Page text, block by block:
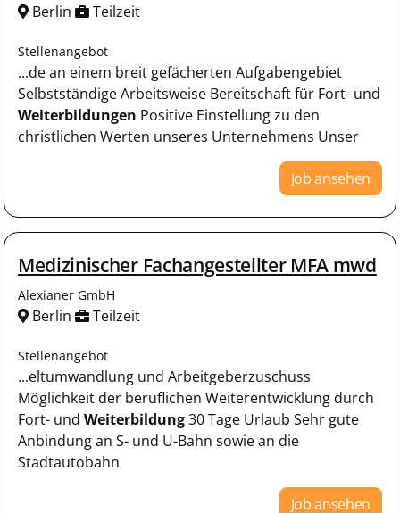
Berlin Teilzeit
Stellenangebot
...de an einem breit gefächerten Aufgabengebiet
Selbstständige Arbeitsweise Bereitschaft für Fort- und
Weiterbildungen Positive Einstellung zu den
christlichen Werten unseres Unternehmens Unser
Job ansehen
Medizinischer Fachangestellter MFA mwd
Alexianer GmbH
Berlin Teilzeit
Stellenangebot
...eltumwandlung und Arbeitgeberzuschuss
Möglichkeit der beruflichen Weiterentwicklung durch
Fort- und Weiterbildung30 Tage Urlaub Sehr gute
Anbindung an S- und U-Bahn sowie an die
Stadtautobahn
Job ansehen